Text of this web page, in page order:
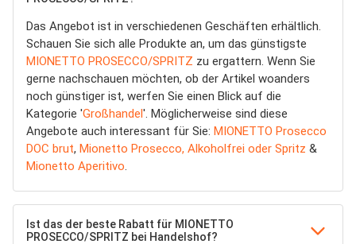
Das Angebot ist in verschiedenen Geschäften erhältlich.
Schauen Sie sich alle Produkte an, um das günstigste
MIONETTO PROSECCO/SPRITZ zu ergattern. Wenn Sie
gerne nachschauen möchten, ob der Artikel woanders
noch günstiger ist, werfen Sie einen Blick auf die
Kategorie 'Großhandel'. Möglicherweise sind diese
Angebote auch interessant für Sie: MIONETTO Prosecco
DOC brut, Mionetto Prosecco, Alkoholfrei oder Spritz &
Mionetto Aperitivo
Ist das der beste Rabatt für MIONETTO
PROSECCO/SPRITZ bei Handelshof?